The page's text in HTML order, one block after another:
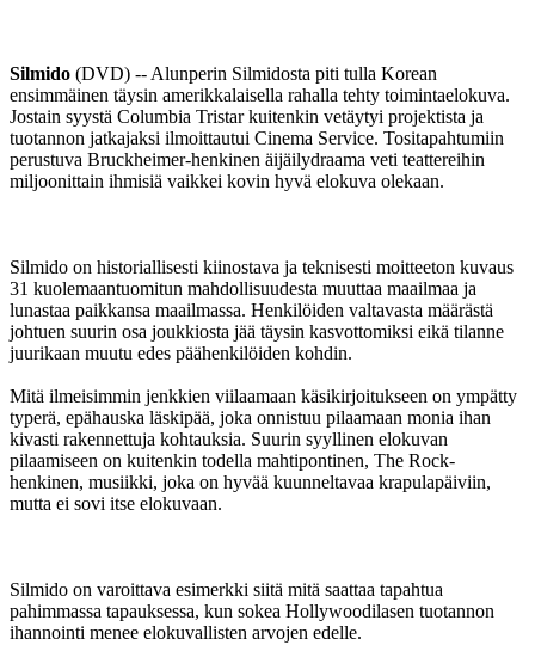
Silmido (DVD) -- Alunperin Silmidosta piti tulla Korean
ensimmäinen täysin amerikkalaisella rahalla tehty toimintaelokuva.
Jostain syystä Columbia Tristar kuitenkin vetäytyi projektista ja
tuotannon jatkajaksi ilmoittautui Cinema Service. Tositapahtumiin
perustuva Bruckheimer-henkinen äijäilydraama veti teattereihin
miljoonittain ihmisiä vaikkei kovin hyvä elokuva olekaan.
Silmido on historiallisesti kiinostava ja teknisesti moitteeton kuvaus
31 kuolemaantuomitun mahdollisuudesta muuttaa maailmaa ja
lunastaa paikkansa maailmassa. Henkilöiden valtavasta määrästä
johtuen suurin osa joukkiosta jää täysin kasvottomiksi eikä tilanne
juurikaan muutu edes päähenkilöiden kohdin.
Mitä ilmeisimmin jenkkien viilaamaan käsikirjoitukseen on ympätty
typerä, epähauska läskipää, joka onnistuu pilaamaan monia ihan
kivasti rakennettuja kohtauksia. Suurin syyllinen elokuvan
pilaamiseen on kuitenkin todella mahtipontinen, The Rock-
henkinen, musiikki, joka on hyvää kuunneltavaa krapulapäiviin,
mutta ei sovi itse elokuvaan.
Silmido on varoittava esimerkki siitä mitä saattaa tapahtua
pahimmassa tapauksessa, kun sokea Hollywoodilasen tuotannon
ihannointi menee elokuvallisten arvojen edelle.